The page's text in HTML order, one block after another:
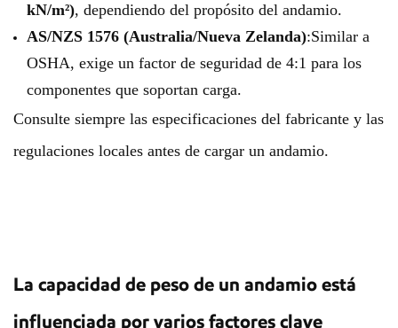
kN/m²), dependiendo del propósito del andamio.
AS/NZS 1576 (Australia/Nueva Zelanda):Similar a
OSHA, exige un factor de seguridad de 4:1 para los
componentes que soportan carga.
Consulte siempre las especificaciones del fabricante y las
regulaciones locales antes de cargar un andamio.
La capacidad de peso de un andamio está
influenciada por varios factores clave